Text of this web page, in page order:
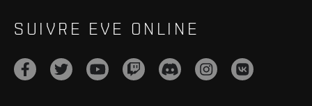
SUIVRE EVE ONLINE